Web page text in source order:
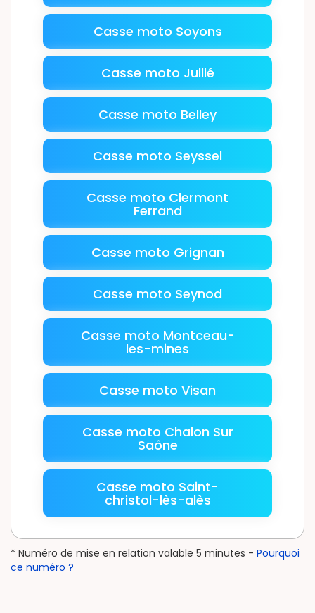
Casse moto Soyons
Casse moto Jullié
Casse moto Belley
Casse moto Seyssel
Casse moto Clermont
Ferrand
Casse moto Grignan
Casse moto Seynod
Casse moto Montceau-
les-mines
Casse moto Visan
Casse moto Chalon Sur
Saône
Casse moto Saint-
christol-lès-alès
* Numéro de mise en relation valable 5 minutes - Pourquoi
ce numéro ?